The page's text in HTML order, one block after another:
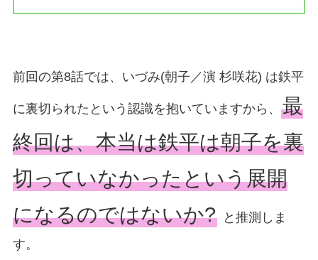
前回の第8話では、いづみ(朝子／演 杉咲花) は鉄平
に裏切られたという認識を抱いていますから、 最
終回は、本当は鉄平は朝子を裏
切っていなかったという展開
になるのではないか?
と推測しま
す。